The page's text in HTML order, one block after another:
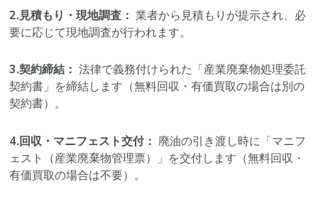
2.見積もり・現地調査： 業者から見積もりが提示され、必
要に応じて現地調査が行われます。
3.契約締結： 法律で義務付けられた「産業廃棄物処理委託
契約書」を締結します（無料回収・有価買取の場合は別の
契約書）。
4.回収・マニフェスト交付： 廃油の引き渡し時に「マニフ
ェスト（産業廃棄物管理票）」を交付します（無料回収・
有価買取の場合は不要）。